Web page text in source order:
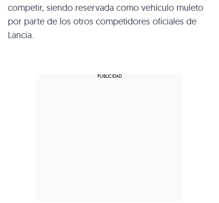
competir, siendo reservada como vehículo muleto
por parte de los otros competidores oficiales de
Lancia.